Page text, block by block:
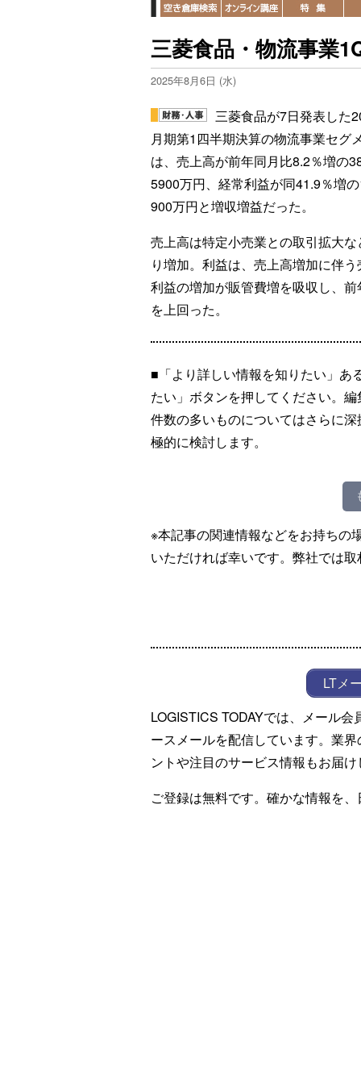
三菱食品・物流事業
2025年8月6日 (水)
三菱食品が7日発表した
月期第1四半期決算の物流事業セグ
は、売上高が前年同月比8.2％増の
5900万円、経常利益が同41.9％増
900万円と増収増益だった。
売上高は特定小売業との取引拡大な
り増加。利益は、売上高増加に伴
利益の増加が販管費増を吸収し、前
を上回った。
■「より詳しい情報を知りたい」あ
たい」ボタンを押してください。
件数の多いものについてはさらに
極的に検討します。
※本記事の関連情報などをお持ちの
いただければ幸いです。弊社では
LTメ
LOGISTICS TODAYでは、メール
ースメールを配信しています。業
ントや注目のサービス情報もお届
ご登録は無料です。確かな情報を